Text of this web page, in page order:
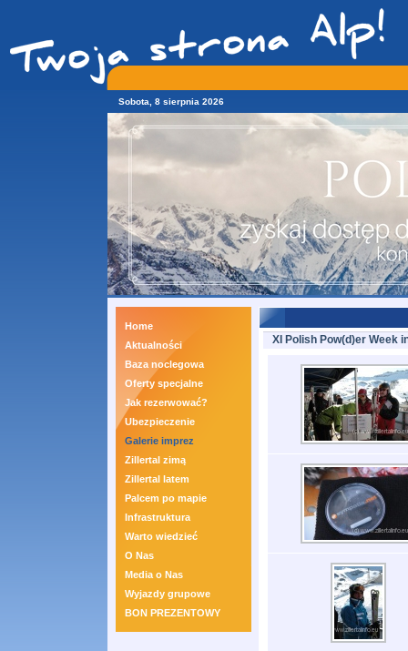
Sobota, 8 sierpnia 2026
Home
Aktualności
Baza noclegowa
Oferty specjalne
Jak rezerwować?
Ubezpieczenie
Galerie imprez
Zillertal zimą
Zillertal latem
Palcem po mapie
Infrastruktura
Warto wiedzieć
O Nas
Media o Nas
Wyjazdy grupowe
BON PREZENTOWY
XI Polish Pow(d)er Week